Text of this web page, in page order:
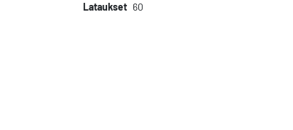
Lataukset 60